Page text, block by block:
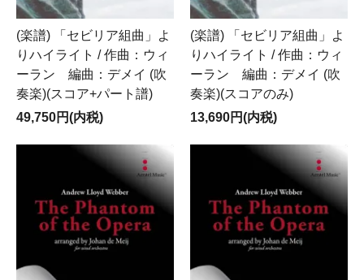
(楽譜) 「セビリア組曲」よ
りハイライト / 作曲：ウィ
ーラン 編曲：デメイ (吹
奏楽)(スコア+パート譜)
49,750円(内税)
(楽譜) 「セビリア組曲」よ
りハイライト / 作曲：ウィ
ーラン 編曲：デメイ (吹
奏楽)(スコアのみ)
13,690円(内税)